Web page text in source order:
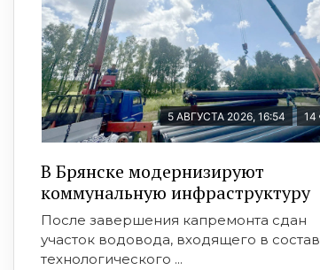
5 АВГУСТА 2026, 16:54 14
В Брянске модернизируют
коммунальную инфраструктуру
После завершения капремонта сдан
участок водовода, входящего в состав
технологического ...